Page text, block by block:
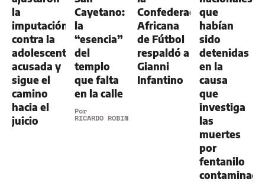
la
imputación
contra la
adolescente
acusada y
sigue el
camino
hacia el
juicio
Cayetano:
la
“esencia”
del
templo
que falta
en la calle
Por
RICARDO ROBINS
Confederación
Africana
de Fútbol
respaldó a
Gianni
Infantino
que
habían
sido
detenidas
en la
causa
que
investiga
las
muertes
por
fentanilo
contaminado